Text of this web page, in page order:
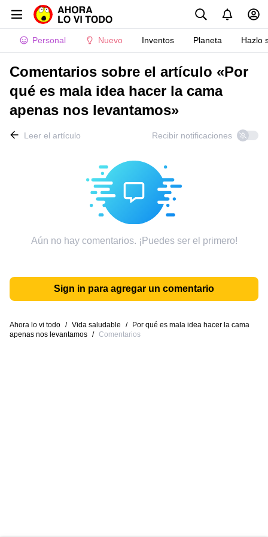
Personal Nuevo Inventos Planeta Hazlo
Comentarios sobre el artículo «Por
qué es mala idea hacer la cama
apenas nos levantamos»
Leer el artículo Recibir notificaciones
Aún no hay comentarios. ¡Puedes ser el primero!
Sign in para agregar un comentario
Ahora lo vi todo / Vida saludable /
Por qué es mala idea hacer la cama
apenas nos levantamos / Comentarios